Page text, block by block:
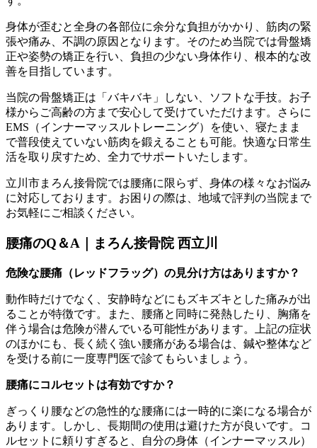
身体が歪むと全身の各部位に余分な負担がかかり、筋肉の緊
張や痛み、不調の原因となります。そのため当院では骨盤矯
正や姿勢の矯正を行い、負担の少ない身体作り、根本的な改
善を目指しています。
当院の骨盤矯正は「バキバキ」しない、ソフトな手技。お子
様からご高齢の方まで安心して受けていただけます。さらに
EMS（インナーマッスルトレーニング）を使い、寝たまま
で普段使えていない筋肉を鍛えることも可能。快適な日常生
活を取り戻すため、全力でサポートいたします。
立川市まろん接骨院では腰痛に限らず、身体の様々なお悩み
に対応しております。お困りの際は、地域で評判の当院まで
お気軽にご相談ください。
腰痛のQ＆A｜まろん接骨院 西立川
危険な腰痛（レッドフラッグ）の見分け方はありますか？
動作時だけでなく、安静時などにもズキズキとした痛みが出
ることが特徴です。また、腰痛と同時に発熱したり、胸痛を
伴う場合は危険が潜んでいる可能性があります。上記の症状
のほかにも、長く続く強い腰痛がある場合は、鍼や整体など
を受ける前に一度専門医で診てもらいましょう。
腰痛にコルセットは有効ですか？
ぎっくり腰などの急性的な腰痛には一時的に楽になる場合が
あります。しかし、長期間の使用は避けた方が良いです。コ
ルセットに頼りすぎると、自分の身体（インナーマッスル）